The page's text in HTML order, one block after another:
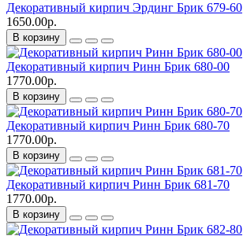
Декоративный кирпич Эрдинг Брик 679-60
1650.00р.
В корзину
Декоративный кирпич Ринн Брик 680-00
1770.00р.
В корзину
Декоративный кирпич Ринн Брик 680-70
1770.00р.
В корзину
Декоративный кирпич Ринн Брик 681-70
1770.00р.
В корзину